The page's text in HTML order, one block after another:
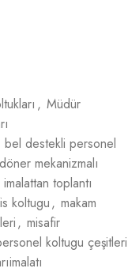
, Müdür
bel destekli personel
döner mekanizmalı
imalattan toplantı
koltugu, makam
, misafir
koltugu çeşitleri